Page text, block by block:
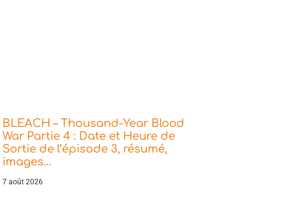
BLEACH – Thousand-Year Blood
War Partie 4 : Date et Heure de
Sortie de l’épisode 3, résumé,
images…
7 août 2026